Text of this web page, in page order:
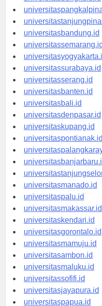
universitasbengkulu.id
universitasbandung.id
universitassurabaya.id
universitasserang.id
universitasbanten.id
universitasbali.id
universitasdenpasar.id
universitaskupang.id
universitasmanado.id
universitaspalu.id
universitasmakassar.id
universitaskendari.id
universitasgorontalo.id
universitasmamuju.id
universitasambon.id
universitasmaluku.id
universitassofifi.id
universitasjayapura.id